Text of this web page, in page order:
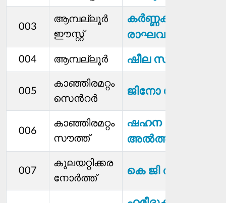
003
ആമ്പല്ലൂര്‍
ഈസ്റ്റ്
കര്‍ണ്ണകി
രാഘവൻ
004 ആമ്പല്ലൂർ ഷീല സത്യൻ
005
കാഞ്ഞിരമറ്റം
സെന്‍റർ
ജിനോ ഡോണർ
006
കാഞ്ഞിരമറ്റം
സൗത്ത്
ഷഹന
അൽത്താഫ്
007
കുലയറ്റിക്കര
നോർത്ത്
കെ ജി രഞ്ജിത്ത്